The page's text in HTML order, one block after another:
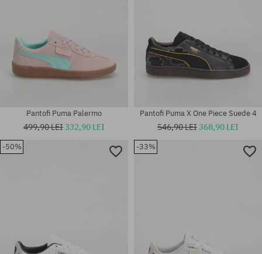
Mărimi existente:
Pantofi Puma Palermo
499,90 LEI332,90 LEI
Pantofi Puma X One Piece Suede 4
546,90 LEI368,90 LEI
-50% -33%